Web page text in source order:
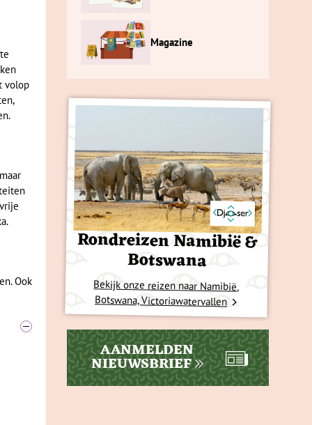
volop
Ook
Magazine
Rondreizen Namibië &
Botswana
Bekijk onze reizen naar Namibië,
Botswana, Victoriawatervallen
AANMELDEN
NIEUWSBRIEF